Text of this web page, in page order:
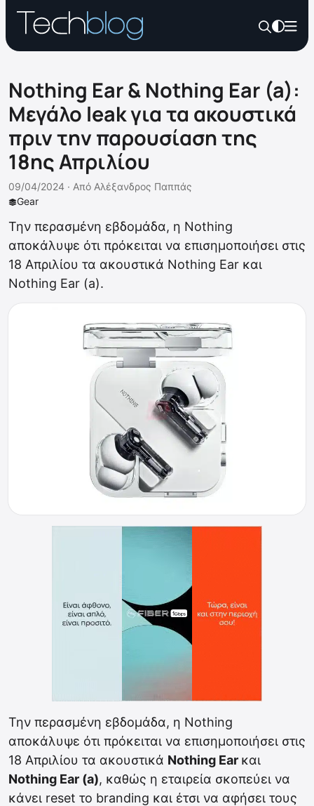
Nothing Ear & Nothing Ear (a):
Μεγάλο leak για τα ακουστικά
πριν την παρουσίαση της
18ης Απριλίου
Gear
09/04/2024 · Από Αλέξανδρος Παππάς
Την περασμένη εβδομάδα, η Nothing
αποκάλυψε ότι πρόκειται να επισημοποιήσει στις
18 Απριλίου τα ακουστικά Nothing Ear και
Nothing Ear (a).
Την περασμένη εβδομάδα, η Nothing
αποκάλυψε ότι πρόκειται να επισημοποιήσει στις
18 Απριλίου τα ακουστικά Nothing Ear και
Nothing Ear (a), καθώς η εταιρεία σκοπεύει να
κάνει reset το branding και έτσι να αφήσει τους